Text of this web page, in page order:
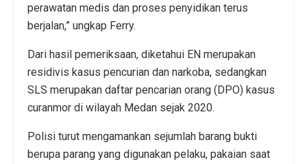
perawatan medis dan proses penyidikan terus
berjalan,” ungkap Ferry.
Dari hasil pemeriksaan, diketahui EN merupakan
residivis kasus pencurian dan narkoba, sedangkan
SLS merupakan daftar pencarian orang (DPO) kasus
curanmor di wilayah Medan sejak 2020.
Polisi turut mengamankan sejumlah barang bukti
berupa parang yang digunakan pelaku, pakaian saat